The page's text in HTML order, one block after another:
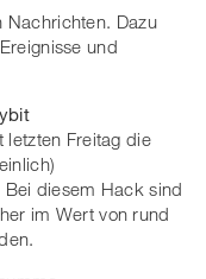
Nachrichten. Dazu
und
letzten Freitag die
diesem Hack sind
im Wert von rund